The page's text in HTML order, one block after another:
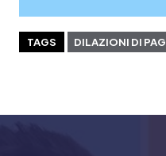
TAGS DILAZIONI DI